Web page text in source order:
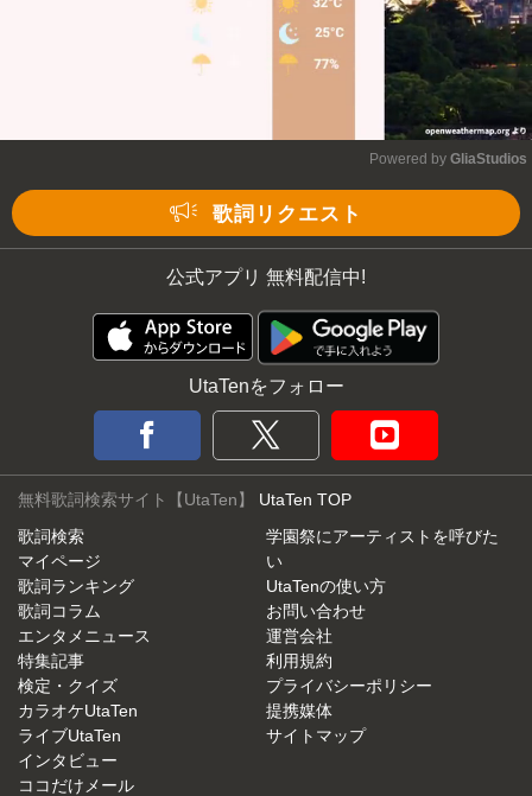
Powered by GliaStudios
歌詞リクエスト
公式アプリ 無料配信中!
UtaTenをフォロー
無料歌詞検索サイト【UtaTen】 UtaTen TOP
歌詞検索
マイページ
歌詞ランキング
歌詞コラム
エンタメニュース
特集記事
検定・クイズ
カラオケUtaTen
ライブUtaTen
インタビュー
ココだけメール
学園祭にアーティストを呼びた
い
UtaTenの使い方
お問い合わせ
運営会社
利用規約
プライバシーポリシー
提携媒体
サイトマップ